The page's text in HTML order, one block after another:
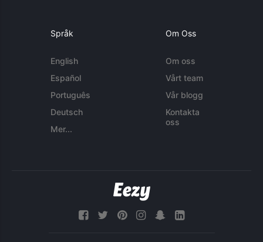
Språk
English
Español
Português
Deutsch
Mer...
Om Oss
Om oss
Vårt team
Vår blogg
Kontakta
oss